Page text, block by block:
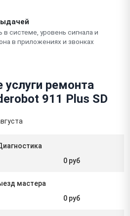
в системе, уровень сигнала и
в приложениях и звонках
ремонта
911 Plus SD
0 руб
мастера
0 руб